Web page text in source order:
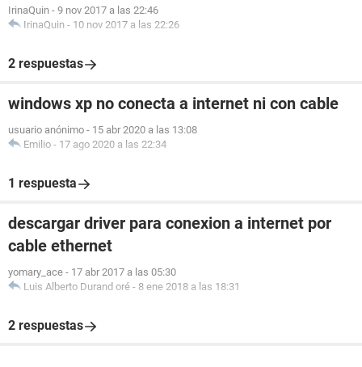
IrinaQuin - 9 nov 2017 a las 22:46
IrinaQuin - 10 nov 2017 a las 22:26
2 respuestas
windows xp no conecta a internet ni con cable
usuario anónimo - 15 abr 2020 a las 13:08
Emilio - 17 ago 2020 a las 22:34
1 respuesta
descargar driver para conexion a internet por
cable ethernet
yomary_ace - 17 abr 2017 a las 05:30
Luis Alberto Durand oré - 8 ene 2018 a las 18:31
2 respuestas